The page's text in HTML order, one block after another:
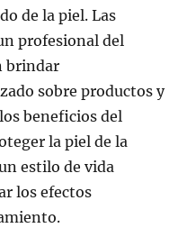
de la piel. Las
profesional del
brindar
sobre productos y
beneficios del
la piel de la
estilo de vida
los efectos